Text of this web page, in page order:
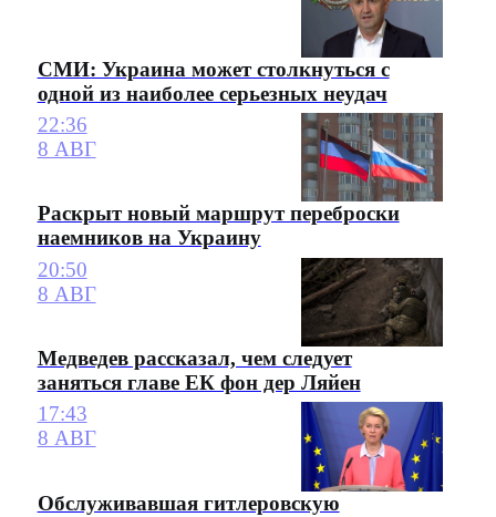
СМИ: Украина может столкнуться с
одной из наиболее серьезных неудач
22:36
8 АВГ
Раскрыт новый маршрут переброски
наемников на Украину
20:50
8 АВГ
Медведев рассказал, чем следует
заняться главе ЕК фон дер Ляйен
17:43
8 АВГ
Обслуживавшая гитлеровскую